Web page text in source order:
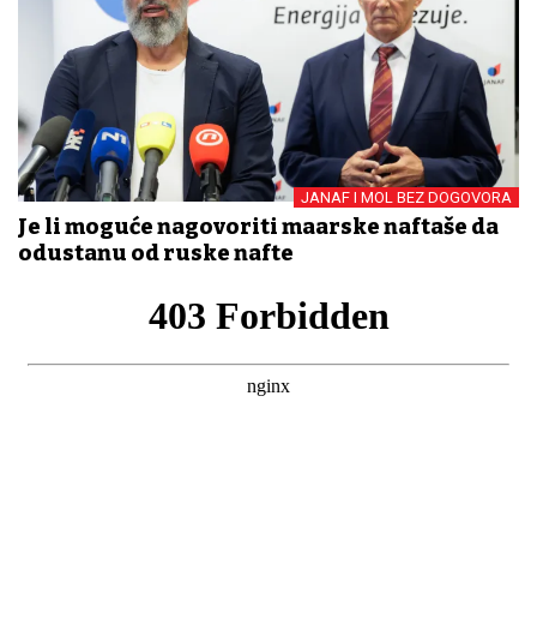
JANAF I MOL BEZ DOGOVORA
Je li moguće nagovoriti mađarske naftaše da
odustanu od ruske nafte